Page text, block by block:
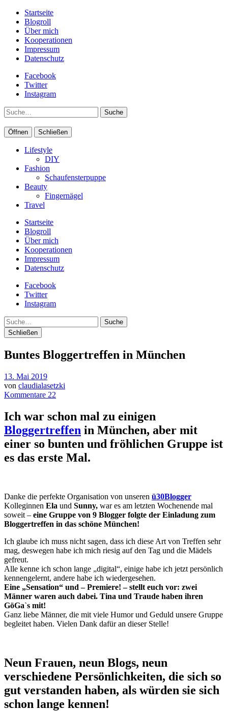
Startseite
Blogroll
Über mich
Kooperationen
Impressum
Datenschutz
Facebook
Twitter
Instagram
Suche
Öffnen Schließen
Lifestyle
DIY
Fashion
Schaufensterpuppe
Beauty
Fingernägel
Travel
Startseite
Blogroll
Über mich
Kooperationen
Impressum
Datenschutz
Facebook
Twitter
Instagram
Suche
Schließen
Buntes Bloggertreffen in München
13. Mai 2019
von claudialasetzki
Kommentare 22
Ich war schon mal zu einigen
Bloggertreffen in München, aber mit
einer so bunten und fröhlichen Gruppe ist
es das erste Mal.
Danke die perfekte Organisation von unseren ü30Blogger
Kolleginnen Ela und Sunny, war es am letzten Wochenende mal
soweit – eine Gruppe von 9 Blogger folgte der Einladung zum
Bloggertreffen in das schöne München!
Ich glaube ich muss nicht sagen, dass ich diese Art von Treffen sehr
mag, deswegen habe ich mich riesig auf den Tag und die Mädels
gefreut.
Alle kenne ich schon lange „digital“, einige habe ich jetzt persönlich
kennengelernt, andere habe ich wiedergesehen.
Eine „Sensation“ und – Premiere! – stellt euch vor: zwei
Männer waren auch dabei. Tina und Traude haben ihren
GöGa`s mit!
Ganz liebe Männer, die mit viele Humor und Geduld unsere Gruppe
begleitet haben. Vielen Dank dafür an dieser Stelle!
Neun Frauen, neun Blogs, neun
verschiedene Persönlichkeiten, die sich so
gut verstanden haben, als würden sie sich
schon lange kennen!